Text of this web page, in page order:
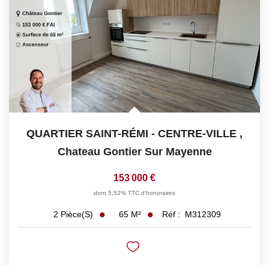
MON ESPACE
QUARTIER SAINT-RÉMI - CENTRE-VILLE ,
Chateau Gontier Sur Mayenne
153 000 €
dont 5,52% TTC d'honoraires
2 Pièce(s) 65 M² Réf : M312309